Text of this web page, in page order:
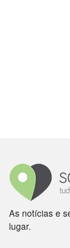
As notícias e
lugar.